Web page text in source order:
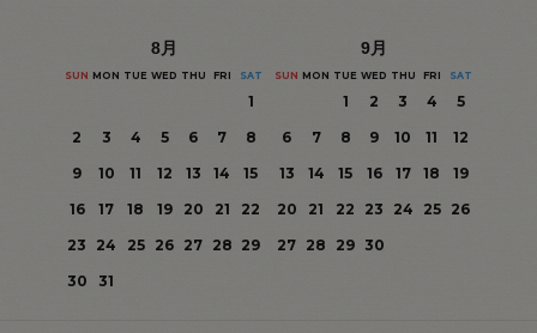
8月
SUN MON TUE WED THU FRI SAT
1
2
3 4 5 6 7
8
9
10 11 12 13 14
15
16
17 18 19 20 21
22
23
24 25 26 27 28 29
30
31
9月
SUN MON TUE WED THU FRI SAT
1 2 3 4
5
6
7 8 9 10 11
12
13
14 15 16 17 18
19
20
21 22 23 24 25
26
27 28 29 30